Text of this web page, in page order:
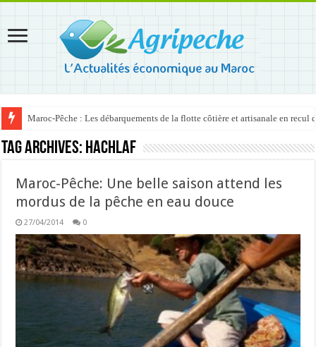
Maroc-Pêche : Les débarquements de la flotte côtière et artisanale en recul
Tag Archives: Hachlaf
Maroc-Pêche: Une belle saison attend les
mordus de la pêche en eau douce
27/04/2014 0